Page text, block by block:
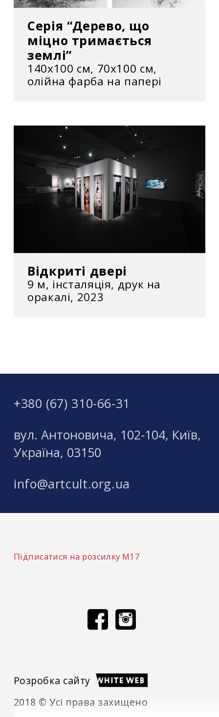
Серія “Дерево, що
міцно тримається
землі”
140х100 см, 70х100 см,
олійна фарба на папері
Відкриті двері
9 м, інсталяція, друк на
оракалі, 2023
+380 (67) 310-66-31
вул. Антоновича, 102-104, Київ,
Україна, 03150
info@artcult.org.ua
Підписатися на розсилку М17
Розробка сайту
2018 © Усі права захищено